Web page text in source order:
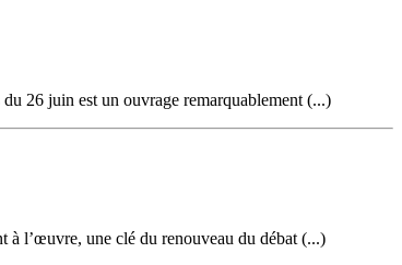
26 juin est un ouvrage remarquablement (...)
à l’œuvre, une clé du renouveau du débat (...)